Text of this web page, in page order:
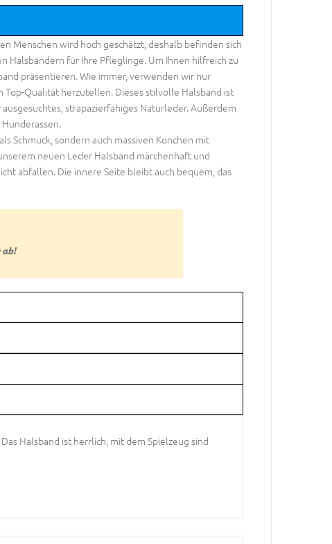
Menschen wird hoch geschätzt, deshalb befinden sich
Halsbändern für Ihre Pfleglinge. Um Ihnen hilfreich zu
präsentieren. Wie immer, verwenden wir nur
Qualität herzutellen. Dieses stilvolle Halsband ist
strapazierfähiges Naturleder. Außerdem
Schmuck, sondern auch massiven Konchen mit
neuen Leder Halsband märchenhaft und
abfallen. Die innere Seite bleibt auch bequem, das
Halsband ist herrlich, mit dem Spielzeug sind